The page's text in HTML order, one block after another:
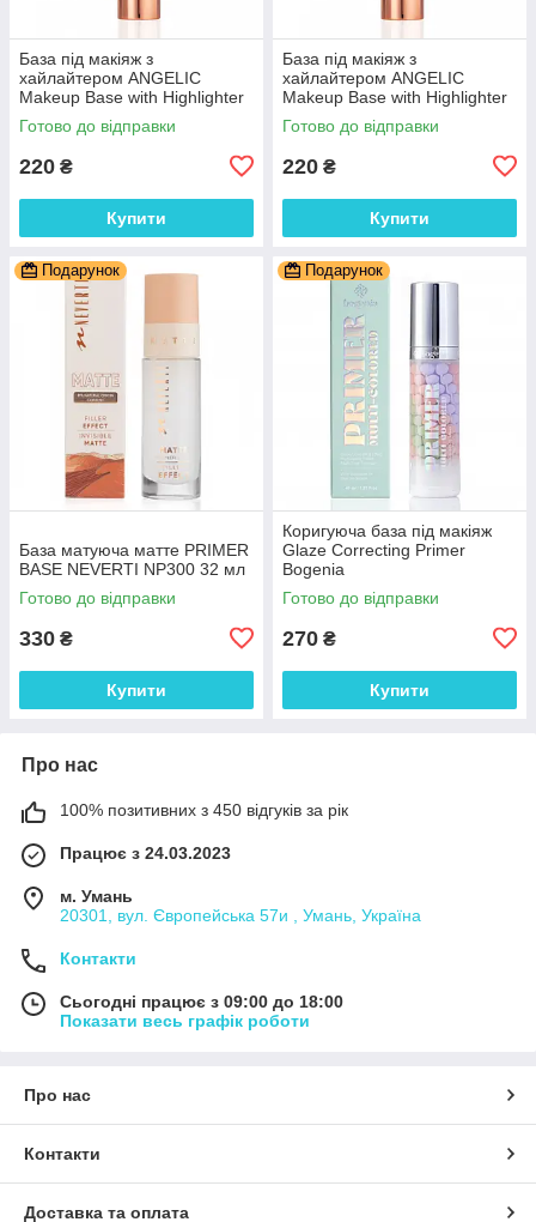
База під макіяж з
хайлайтером ANGELIC
Makeup Base with Highlighter
Bogenia 001 тон 38 мл
Готово до відправки
220 ₴
Купити
База під макіяж з
хайлайтером ANGELIC
Makeup Base with Highlighter
Bogenia 002 тон 38 мл
Готово до відправки
220 ₴
Купити
Подарунок
База матуюча матте PRIMER
BASE NEVERTI NP300 32 мл
Готово до відправки
330 ₴
Купити
Подарунок
Коригуюча база під макіяж
Glaze Correcting Primer
Bogenia
Готово до відправки
270 ₴
Купити
Про нас
100% позитивних з 450 відгуків за рік
Працює з 24.03.2023
м. Умань
20301, вул. Європейська 57и , Умань, Україна
Контакти
Сьогодні працює з 09:00 до 18:00
Показати весь графік роботи
Про нас
Контакти
Доставка та оплата